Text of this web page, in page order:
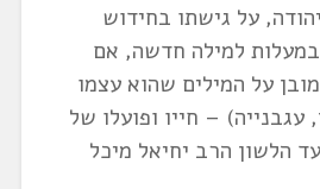
על גישתו בחידוש
למילה חדשה, אם
על המילים שהוא עצמו
– חייו ופועלו של
הלשון הרב יחיאל מיכל